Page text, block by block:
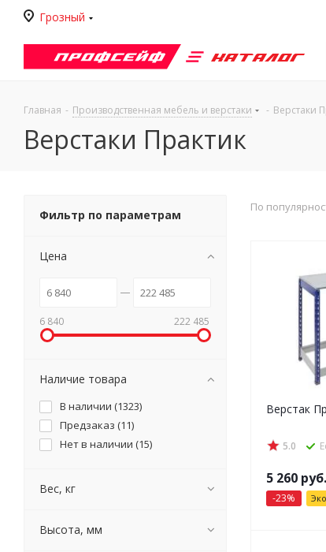
Грозный
Каталог
Главная - Производственная мебель и верстаки - Верстаки
Верстаки Практик
По
Верстак
5.0
5 260 руб.
-23%
Фильтр по параметрам
Цена
6 840 222 485
Наличие товара
В наличии (1323)
Предзаказ (11)
Нет в наличии (15)
Вес, кг
Высота, мм